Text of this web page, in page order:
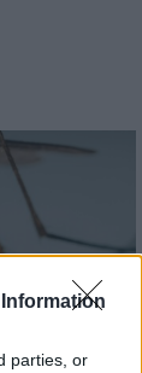
parties, or